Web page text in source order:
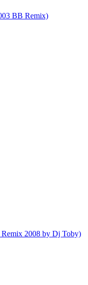
BB Remix)
Remix 2008 by Dj Toby)